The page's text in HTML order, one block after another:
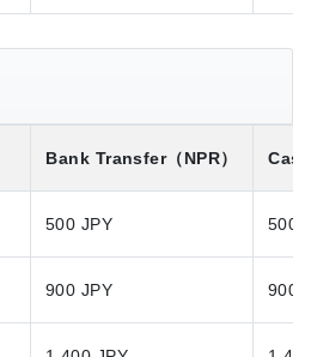
Bank Transfer（NPR）
500 JPY 500
900 JPY 900